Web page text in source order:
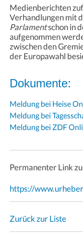
Medienberichten
Verhandlungen mit
Parlamentschon in
aufgenommen
zwischen den
der Europawahl
Dokumente:
Meldung bei Heise
Meldung bei
Meldung bei ZDF
Permanenter Link
https://
Zurück zur Liste